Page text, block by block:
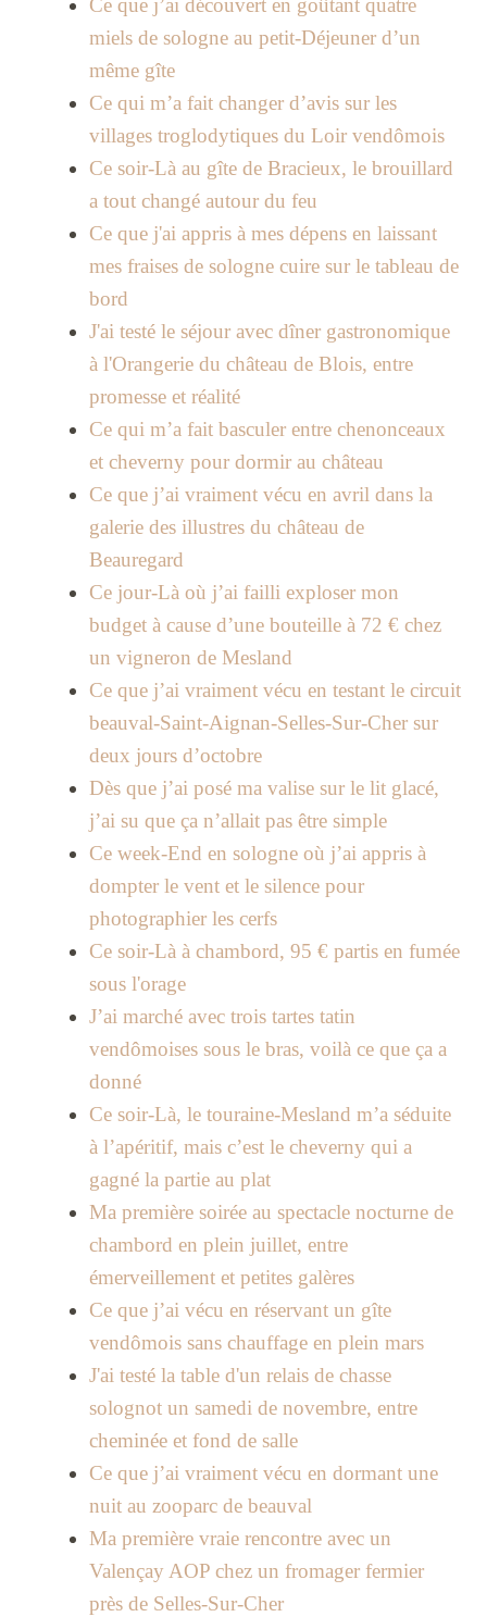
Ce que j’ai découvert en goûtant quatre
miels de sologne au petit-Déjeuner d’un
même gîte
Ce qui m’a fait changer d’avis sur les
villages troglodytiques du Loir vendômois
Ce soir-Là au gîte de Bracieux, le brouillard
a tout changé autour du feu
Ce que j'ai appris à mes dépens en laissant
mes fraises de sologne cuire sur le tableau de
bord
J'ai testé le séjour avec dîner gastronomique
à l'Orangerie du château de Blois, entre
promesse et réalité
Ce qui m’a fait basculer entre chenonceaux
et cheverny pour dormir au château
Ce que j’ai vraiment vécu en avril dans la
galerie des illustres du château de
Beauregard
Ce jour-Là où j’ai failli exploser mon
budget à cause d’une bouteille à 72 € chez
un vigneron de Mesland
Ce que j’ai vraiment vécu en testant le circuit
beauval-Saint-Aignan-Selles-Sur-Cher sur
deux jours d’octobre
Dès que j’ai posé ma valise sur le lit glacé,
j’ai su que ça n’allait pas être simple
Ce week-End en sologne où j’ai appris à
dompter le vent et le silence pour
photographier les cerfs
Ce soir-Là à chambord, 95 € partis en fumée
sous l'orage
J’ai marché avec trois tartes tatin
vendômoises sous le bras, voilà ce que ça a
donné
Ce soir-Là, le touraine-Mesland m’a séduite
à l’apéritif, mais c’est le cheverny qui a
gagné la partie au plat
Ma première soirée au spectacle nocturne de
chambord en plein juillet, entre
émerveillement et petites galères
Ce que j’ai vécu en réservant un gîte
vendômois sans chauffage en plein mars
J'ai testé la table d'un relais de chasse
solognot un samedi de novembre, entre
cheminée et fond de salle
Ce que j’ai vraiment vécu en dormant une
nuit au zooparc de beauval
Ma première vraie rencontre avec un
Valençay AOP chez un fromager fermier
près de Selles-Sur-Cher